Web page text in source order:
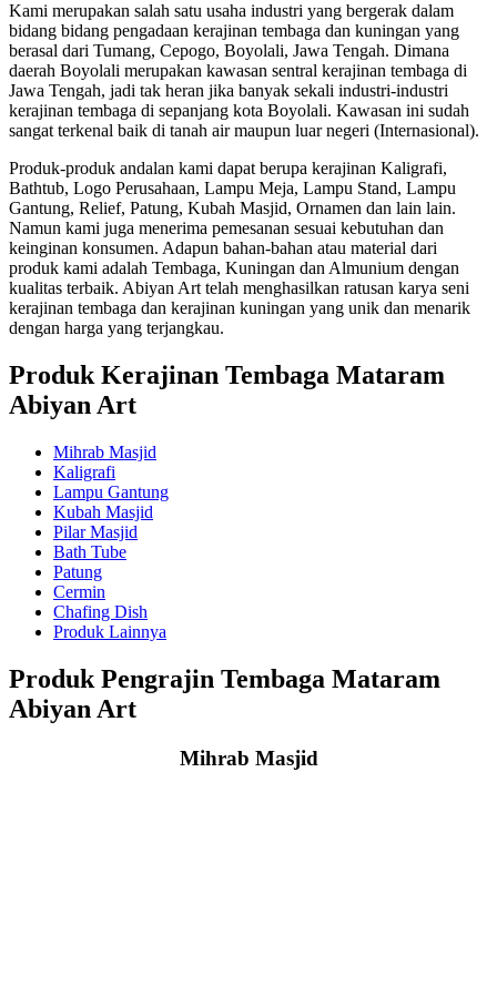
Kami merupakan salah satu usaha industri yang bergerak dalam
bidang bidang pengadaan kerajinan tembaga dan kuningan yang
berasal dari Tumang, Cepogo, Boyolali, Jawa Tengah. Dimana
daerah Boyolali merupakan kawasan sentral kerajinan tembaga di
Jawa Tengah, jadi tak heran jika banyak sekali industri-industri
kerajinan tembaga di sepanjang kota Boyolali. Kawasan ini sudah
sangat terkenal baik di tanah air maupun luar negeri (Internasional).
Produk-produk andalan kami dapat berupa kerajinan Kaligrafi,
Bathtub, Logo Perusahaan, Lampu Meja, Lampu Stand, Lampu
Gantung, Relief, Patung, Kubah Masjid, Ornamen dan lain lain.
Namun kami juga menerima pemesanan sesuai kebutuhan dan
keinginan konsumen. Adapun bahan-bahan atau material dari
produk kami adalah Tembaga, Kuningan dan Almunium dengan
kualitas terbaik. Abiyan Art telah menghasilkan ratusan karya seni
kerajinan tembaga dan kerajinan kuningan yang unik dan menarik
dengan harga yang terjangkau.
Produk Kerajinan Tembaga Mataram
Abiyan Art
Mihrab Masjid
Kaligrafi
Lampu Gantung
Kubah Masjid
Pilar Masjid
Bath Tube
Patung
Cermin
Chafing Dish
Produk Lainnya
Produk Pengrajin Tembaga Mataram
Abiyan Art
Mihrab Masjid